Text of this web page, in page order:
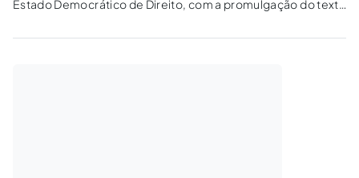
Estado Democrático de Direito, com a promulgação do texto
nosso ordenamento jurídico, mormente com a edição de leis